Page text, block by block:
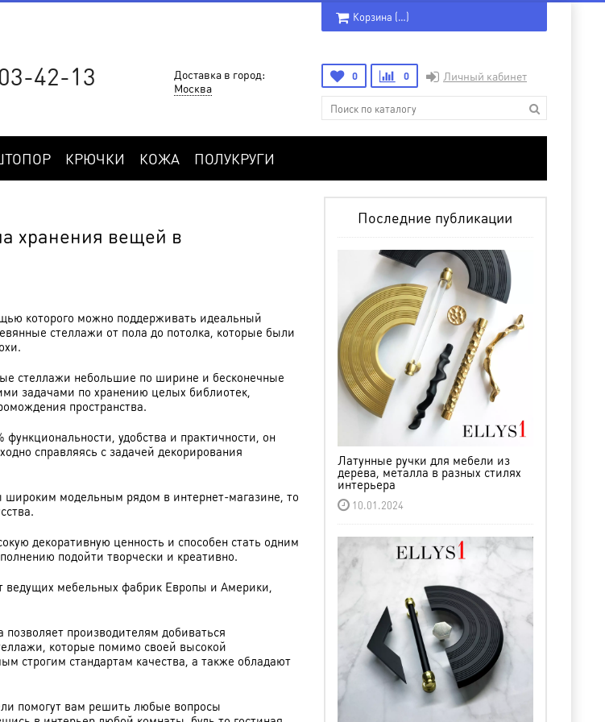
Корзина (…)
42-13
Доставка в город:
Москва
0 0 Личный кабинет
КРЮЧКИ КОЖА ПОЛУКРУГИ
хранения вещей в
которого можно поддерживать идеальный
стеллажи от пола до потолка, которые были
стеллажи небольшие по ширине и бесконечные
задачами по хранению целых библиотек,
пространства.
удобства и практичности, он
справляясь с задачей декорирования
широким модельным рядом в интернет-магазине, то
декоративную ценность и способен стать одним
подойти творчески и креативно.
ведущих мебельных фабрик Европы и Америки,
производителям добиваться
которые помимо своей высокой
строгим стандартам качества, а также обладают
помогут вам решить любые вопросы
Последние публикации
Латунные ручки для мебели из
дерева, металла в разных стилях
интерьера
10.01.2024